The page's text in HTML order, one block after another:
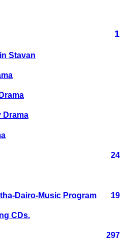
1
Stavan
Drama
24
Dairo-Music Program 19
CDs.
297